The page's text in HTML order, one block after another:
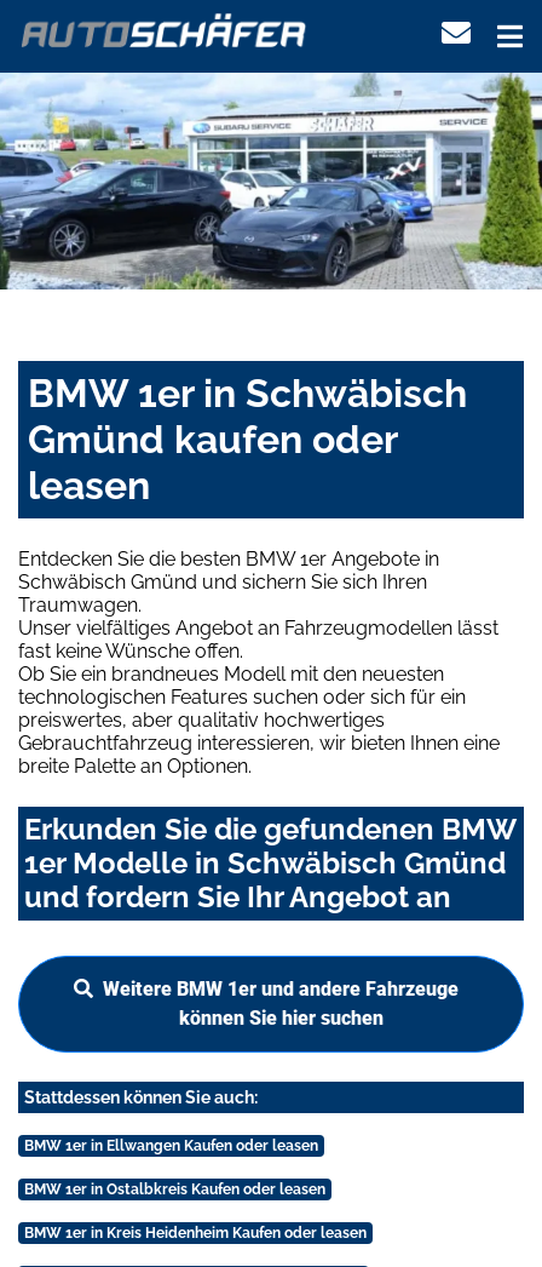
BMW 1er in Schwäbisch
Gmünd kaufen oder
leasen
Entdecken Sie die besten BMW 1er Angebote in
Schwäbisch Gmünd und sichern Sie sich Ihren
Traumwagen.
Unser vielfältiges Angebot an Fahrzeugmodellen lässt
fast keine Wünsche offen.
Ob Sie ein brandneues Modell mit den neuesten
technologischen Features suchen oder sich für ein
preiswertes, aber qualitativ hochwertiges
Gebrauchtfahrzeug interessieren, wir bieten Ihnen eine
breite Palette an Optionen.
Erkunden Sie die gefundenen BMW
1er Modelle in Schwäbisch Gmünd
und fordern Sie Ihr Angebot an
Weitere BMW 1er und andere Fahrzeuge
können Sie hier suchen
Stattdessen können Sie auch:
BMW 1er in Ellwangen Kaufen oder leasen
BMW 1er in Ostalbkreis Kaufen oder leasen
BMW 1er in Kreis Heidenheim Kaufen oder leasen